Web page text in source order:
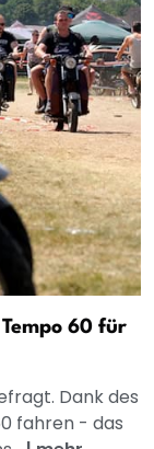
60 für
Dank des
fahren - das